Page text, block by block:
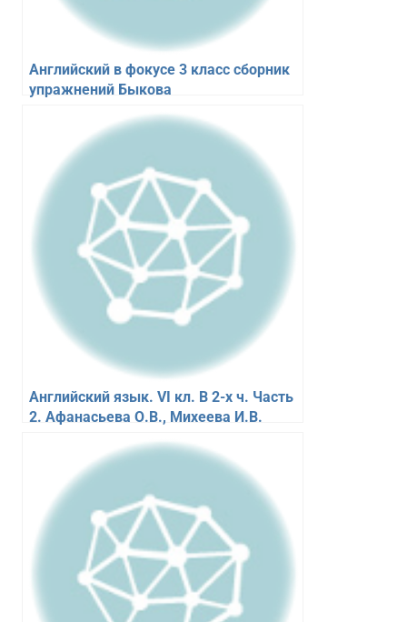
Английский в фокусе 3 класс сборник
упражнений Быкова
Английский язык. VI кл. В 2-х ч. Часть
2. Афанасьева О.В., Михеева И.В.